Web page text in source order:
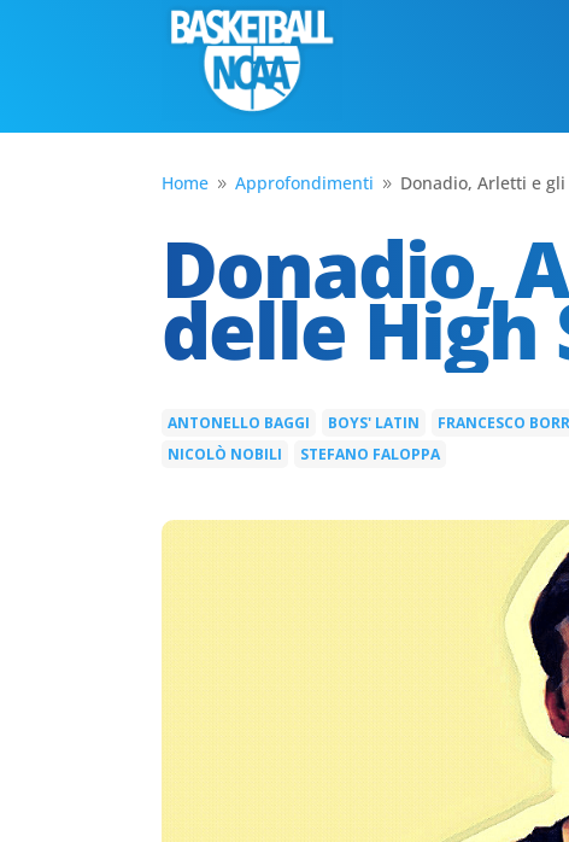
Home 9 Approfondimenti 9 Donadio, Arletti e
Donadio,
delle High
ANTONELLO BAGGI BOYS' LATIN FRANCESCO
NICOLÒ NOBILI STEFANO FALOPPA